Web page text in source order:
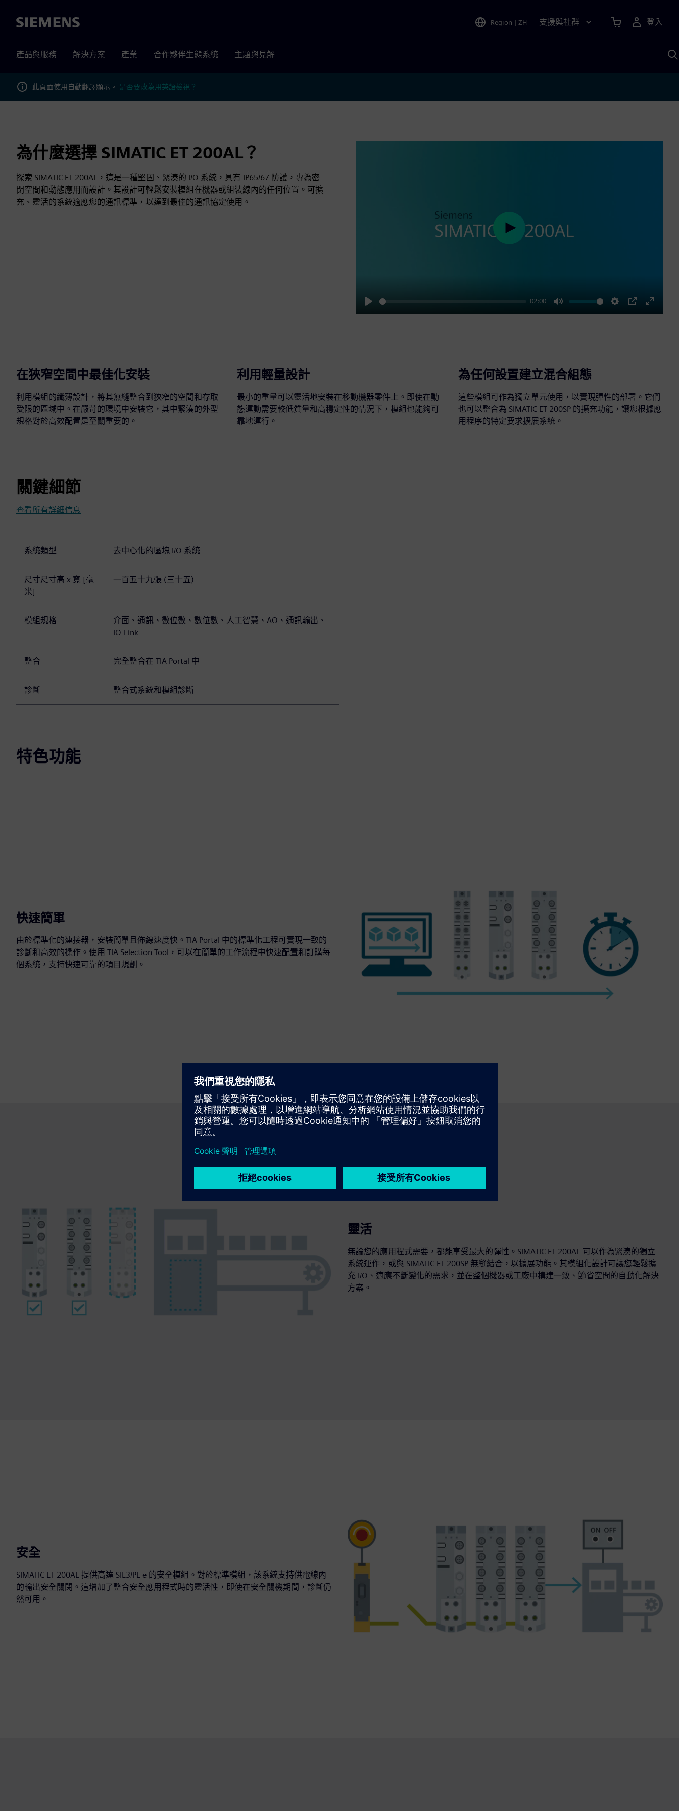
Siemens Region | ZH 支援與社群 登入
產品與服務 解決方案 產業 合作夥伴生態系統 主題與見解
此頁面使用自動翻譯顯示。 是否要改為用英語檢視？
為什麼選擇 SIMATIC ET 200AL？
探索 SIMATIC ET 200AL，這是一種堅固、緊湊的 I/O 系統，具有 IP65/67 防護，專為密
閉空間和動態應用而設計。其設計可輕鬆安裝模組在機器或組裝線內的任何位置。可擴
充、靈活的系統適應您的通訊標準，以達到最佳的通訊協定使用。
Play
02:00
Mute Settings
PIP
Enter
Play
在狹窄空間中最佳化安裝
利用模組的纖薄設計，將其無縫整合到狹窄的空間和存取
受限的區域中。在嚴苛的環境中安裝它，其中緊湊的外型
規格對於高效配置是至關重要的。
利用輕量設計
最小的重量可以靈活地安裝在移動機器零件上。即使在動
態運動需要較低質量和高穩定性的情況下，模組也能夠可
靠地運行。
為任何設置建立混合組態
這些模組可作為獨立單元使用，以實現彈性的部署。它們
也可以整合為 SIMATIC ET 200SP 的擴充功能，讓您根據應
用程序的特定要求擴展系統。
關鍵細節
查看所有詳細信息
系統類型 去中心化的區塊 I/O 系統
尺寸尺寸高 x 寬 [毫
米]
一百五十九張 (三十五)
模組規格
介面、通訊、數位數、數位數、人工智慧、AO、通訊輸出、
IO-Link
整合 完全整合在 TIA Portal 中
診斷 整合式系統和模組診斷
特色功能
快速簡單
由於標準化的連接器，安裝簡單且佈線速度快。TIA Portal 中的標準化工程可實現一致的
診斷和高效的操作。使用 TIA Selection Tool，可以在簡單的工作流程中快速配置和訂購每
個系統，支持快速可靠的項目規劃。
靈活
無論您的應用程式需要，都能享受最大的彈性。SIMATIC ET 200AL 可以作為緊湊的獨立
系統運作，或與 SIMATIC ET 200SP 無縫結合，以擴展功能。其模組化設計可讓您輕鬆擴
充 I/O、適應不斷變化的需求，並在整個機器或工廠中構建一致、節省空間的自動化解決
方案。
安全
SIMATIC ET 200AL 提供高達 SIL3/PL e 的安全模組。對於標準模組，該系統支持供電線內
的輸出安全關閉。這增加了整合安全應用程式時的靈活性，即使在安全關機期間，診斷仍
然可用。